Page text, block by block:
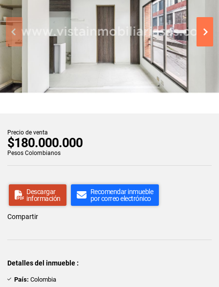
Precio de venta
$180.000.000
Pesos Colombianos
Descargar
información
Recomendar inmueble
por correo electrónico
Compartir
Detalles del inmueble :
País: Colombia